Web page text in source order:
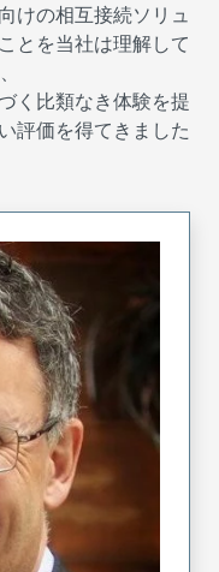
けの相互接続ソリュ
とを当社は理解して
く比類なき体験を提
評価を得てきました